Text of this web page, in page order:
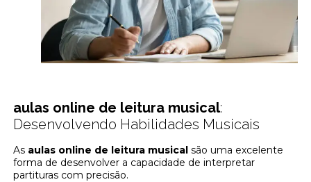
aulas online de leitura musical:
Desenvolvendo Habilidades Musicais
As aulas online de leitura musical são uma excelente
forma de desenvolver a capacidade de interpretar
partituras com precisão.